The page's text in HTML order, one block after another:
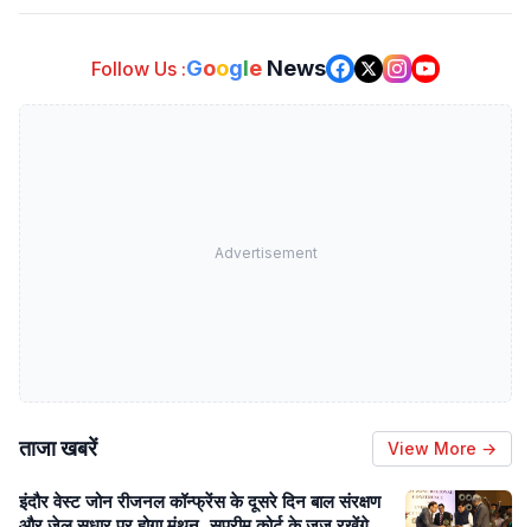
Follow Us :Google News
Advertisement
ताजा खबरें View More →
इंदौर वेस्ट जोन रीजनल कॉन्फ्रेंस के दूसरे दिन बाल संरक्षण